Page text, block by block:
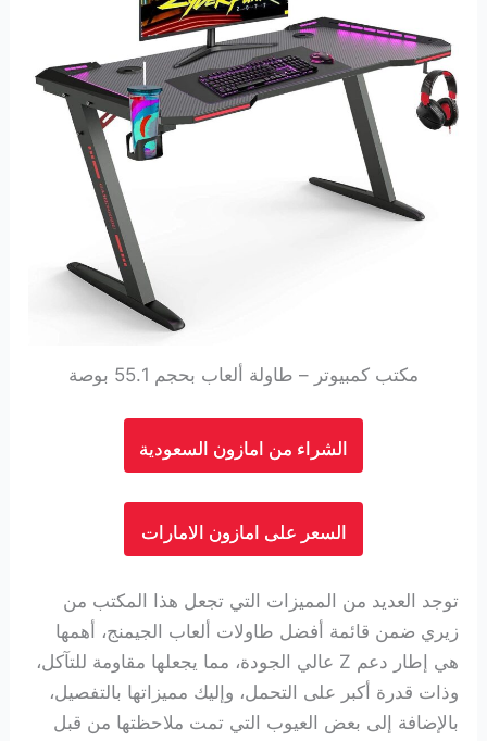
مكتب كمبيوتر – طاولة ألعاب بحجم 55.1 بوصة
الشراء من امازون السعودية
السعر على امازون الامارات
توجد العديد من المميزات التي تجعل هذا المكتب من
زيري ضمن قائمة أفضل طاولات ألعاب الجيمنج، أهمها
هي إطار دعم Z عالي الجودة، مما يجعلها مقاومة للتآكل،
وذات قدرة أكبر على التحمل، وإليك مميزاتها بالتفصيل،
بالإضافة إلى بعض العيوب التي تمت ملاحظتها من قبل